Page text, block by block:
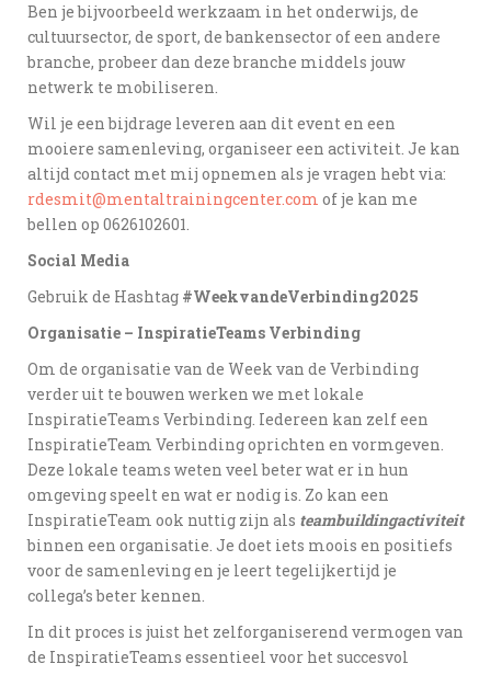
Ben je bijvoorbeeld werkzaam in het onderwijs, de
cultuursector, de sport, de bankensector of een andere
branche, probeer dan deze branche middels jouw
netwerk te mobiliseren.
Wil je een bijdrage leveren aan dit event en een
mooiere samenleving, organiseer een activiteit. Je kan
altijd contact met mij opnemen als je vragen hebt via:
rdesmit@mentaltrainingcenter.com of je kan me
bellen op 0626102601.
Social Media
Gebruik de Hashtag #WeekvandeVerbinding2025
Organisatie – InspiratieTeams Verbinding
Om de organisatie van de Week van de Verbinding
verder uit te bouwen werken we met lokale
InspiratieTeams Verbinding. Iedereen kan zelf een
InspiratieTeam Verbinding oprichten en vormgeven.
Deze lokale teams weten veel beter wat er in hun
omgeving speelt en wat er nodig is. Zo kan een
InspiratieTeam ook nuttig zijn als teambuildingactiviteit
binnen een organisatie. Je doet iets moois en positiefs
voor de samenleving en je leert tegelijkertijd je
collega’s beter kennen.
In dit proces is juist het zelforganiserend vermogen van
de InspiratieTeams essentieel voor het succesvol